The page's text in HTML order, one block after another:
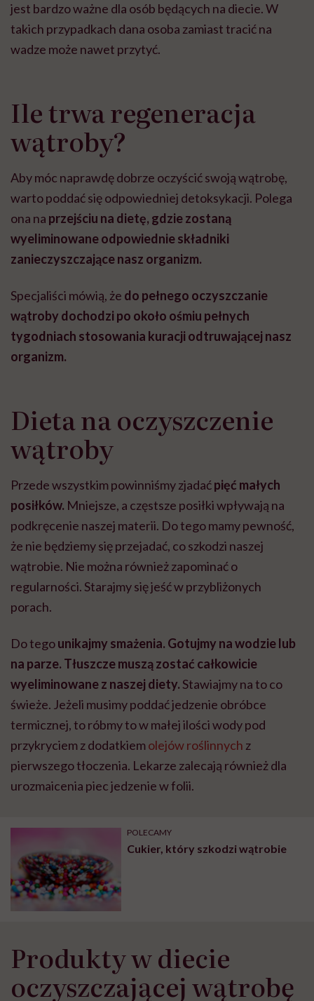
jest bardzo ważne dla osób będących na diecie. W
takich przypadkach dana osoba zamiast tracić na
wadze może nawet przytyć.
Ile trwa regeneracja
wątroby?
Aby móc naprawdę dobrze oczyścić swoją wątrobę,
warto poddać się odpowiedniej detoksykacji. Polega
ona na przejściu na dietę, gdzie zostaną
wyeliminowane odpowiednie składniki
zanieczyszczające nasz organizm.
Specjaliści mówią, że do pełnego oczyszczanie
wątroby dochodzi po około ośmiu pełnych
tygodniach stosowania kuracji odtruwającej nasz
organizm.
Dieta na oczyszczenie
wątroby
Przede wszystkim powinniśmy zjadaćpięć małych
posiłków. Mniejsze, a częstsze posiłki wpływają na
podkręcenie naszej materii. Do tego mamy pewność,
że nie będziemy się przejadać, co szkodzi naszej
wątrobie. Nie można również zapominać o
regularności. Starajmy się jeść w przybliżonych
porach.
Do tegounikajmy smażenia. Gotujmy na wodzie lub
na parze. Tłuszcze muszą zostać całkowicie
wyeliminowane z naszej diety.Stawiajmy na to co
świeże. Jeżeli musimy poddać jedzenie obróbce
termicznej, to róbmy to w małej ilości wody pod
przykryciem z dodatkiemolejów roślinnych z
pierwszego tłoczenia. Lekarze zalecają również dla
urozmaicenia piec jedzenie w folii.
POLECAMY
Cukier, który szkodzi wątrobie
Produkty w diecie
oczyszczającej wątrobę